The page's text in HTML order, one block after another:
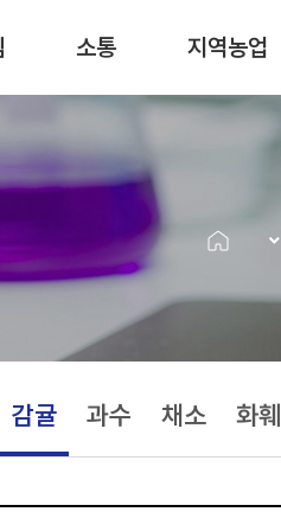
소통 지역농업
감귤 과수 채소 화훼